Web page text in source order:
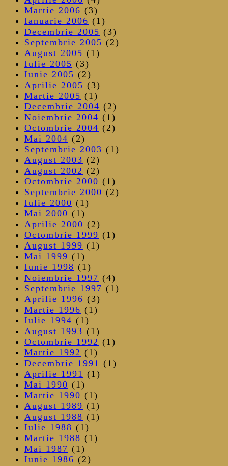
Martie 2006 (3)
Ianuarie 2006 (1)
Decembrie 2005 (3)
Septembrie 2005 (2)
August 2005 (1)
Iulie 2005 (3)
Iunie 2005 (2)
Aprilie 2005 (3)
Martie 2005 (1)
Decembrie 2004 (2)
Noiembrie 2004 (1)
Octombrie 2004 (2)
Mai 2004 (2)
Septembrie 2003 (1)
August 2003 (2)
August 2002 (2)
Octombrie 2000 (1)
Septembrie 2000 (2)
Iulie 2000 (1)
Mai 2000 (1)
Aprilie 2000 (2)
Octombrie 1999 (1)
August 1999 (1)
Mai 1999 (1)
Iunie 1998 (1)
Noiembrie 1997 (4)
Septembrie 1997 (1)
Aprilie 1996 (3)
Martie 1996 (1)
Iulie 1994 (1)
August 1993 (1)
Octombrie 1992 (1)
Martie 1992 (1)
Decembrie 1991 (1)
Aprilie 1991 (1)
Mai 1990 (1)
Martie 1990 (1)
August 1989 (1)
August 1988 (1)
Iulie 1988 (1)
Martie 1988 (1)
Mai 1987 (1)
Iunie 1986 (2)